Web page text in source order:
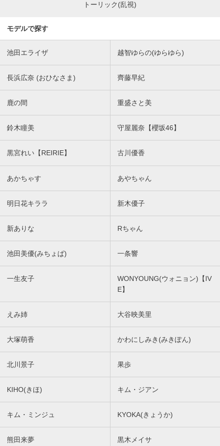
トーリック(乱視)
モデルで探す
池田エライザ 越智ゆらの(ゆらゆら)
長浜広奈 (おひなさま) 齊藤早紀
鹿の間 重盛さと美
鈴木瞳美 守屋麗奈【櫻坂46】
黒宮れい【REIRIE】 古川優香
あかちゃす あやちゃん
明日花キララ 新木優子
新ありな Rちゃん
池田美優(みちょぱ) 一条響
一生友子
WONYOUNG(ウォニョン)【IV
E】
えみ姉 大谷映美里
大塚萌香 かわにしみき(みきぽん)
北川景子 果歩
KIHO(きほ) キム・ジアン
キム・ミンジュ KYOKA(きょうか)
熊田来夢 黒木メイサ